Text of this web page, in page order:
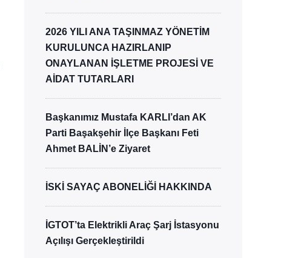
2026 YILI ANA TAŞINMAZ YÖNETİM
KURULUNCA HAZIRLANIP
ONAYLANAN İŞLETME PROJESİ VE
AİDAT TUTARLARI
Başkanımız Mustafa KARLI’dan AK
Parti Başakşehir İlçe Başkanı Feti
Ahmet BALİN’e Ziyaret
İSKİ SAYAÇ ABONELİĞİ HAKKINDA
İGTOT’ta Elektrikli Araç Şarj İstasyonu
Açılışı Gerçekleştirildi